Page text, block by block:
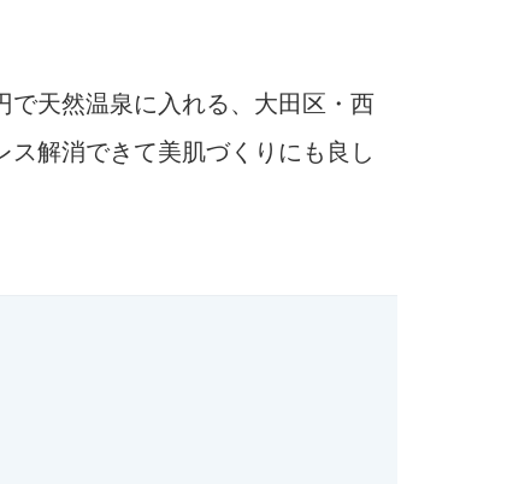
天然温泉に入れる、大田区・西
解消できて美肌づくりにも良し